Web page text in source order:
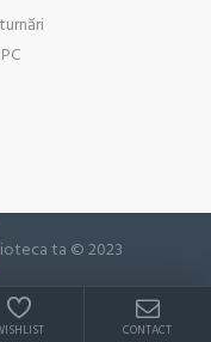
ta © 2023
CONTACT